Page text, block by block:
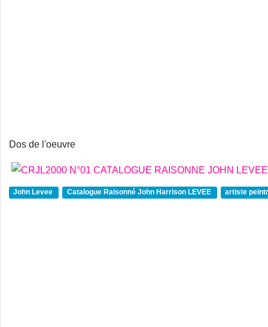
Dos de l'oeuvre
John Levee Catalogue Raisonné John Harrison LEVEE artiste